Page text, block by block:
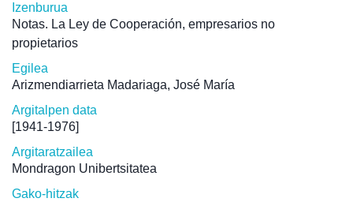
Izenburua
Notas. La Ley de Cooperación, empresarios no
propietarios
Egilea
Arizmendiarrieta Madariaga, José María
Argitalpen data
[1941-1976]
Argitaratzailea
Mondragon Unibertsitatea
Gako-hitzak